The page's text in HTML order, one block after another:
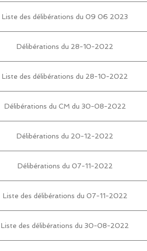
Liste des délibérations du 09 06 2023
Délibérations du 28-10-2022
Liste des délibérations du 28-10-2022
Délibérations du CM du 30-08-2022
Délibérations du 20-12-2022
Délibérations du 07-11-2022
Liste des délibérations du 07-11-2022
Liste des délibérations du 30-08-2022